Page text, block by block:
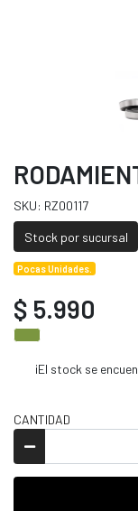
SKU: RZ00117
Stock por sucursal
Pocas Unidades.
$ 5.990
¡El stock se
CANTIDAD